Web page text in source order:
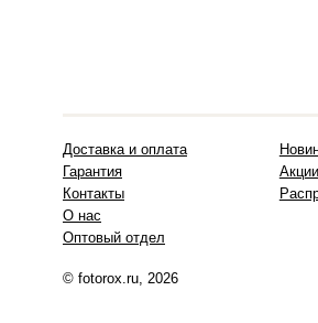
Доставка и оплата
Гарантия
Контакты
О нас
Оптовый отдел
Акции
© fotorox.ru, 2026